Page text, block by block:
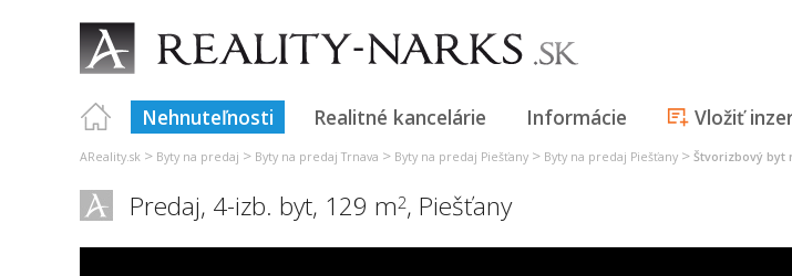
Nehnuteľnosti Realitné kancelárie Informácie Vložiť
AReality.sk > Byty na predaj > Byty na predaj Trnava > Byty na predaj Piešťany > Byty na predaj Piešťany > Štvorizbový byt
Predaj, 4-izb. byt, 129 m2, Piešťany